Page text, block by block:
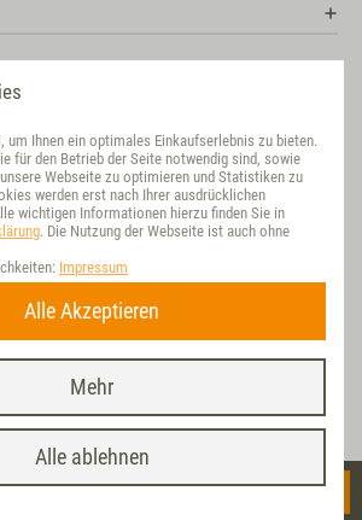
Concept App INSTALLIEREN
um Ihnen ein optimales Einkaufserlebnis zu bieten.
für den Betrieb der Seite notwendig sind, sowie
Webseite zu optimieren und Statistiken zu
werden erst nach Ihrer ausdrücklichen
wichtigen Informationen hierzu finden Sie in
. Die Nutzung der Webseite ist auch ohne
Impressum
Alle Akzeptieren
Mehr
VERTRAG WIDERRUFEN
am 07.08.2026 um 19:17 | * Alle Preise inkl. ges.
| © Vet Concept, realisiert mit dem D&G-Internet-
by WEBSALE AG Shoplösung